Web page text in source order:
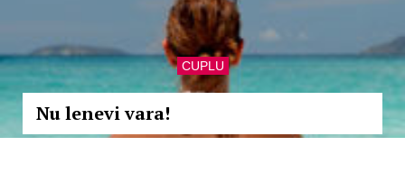
CUPLU
Nu lenevi vara!